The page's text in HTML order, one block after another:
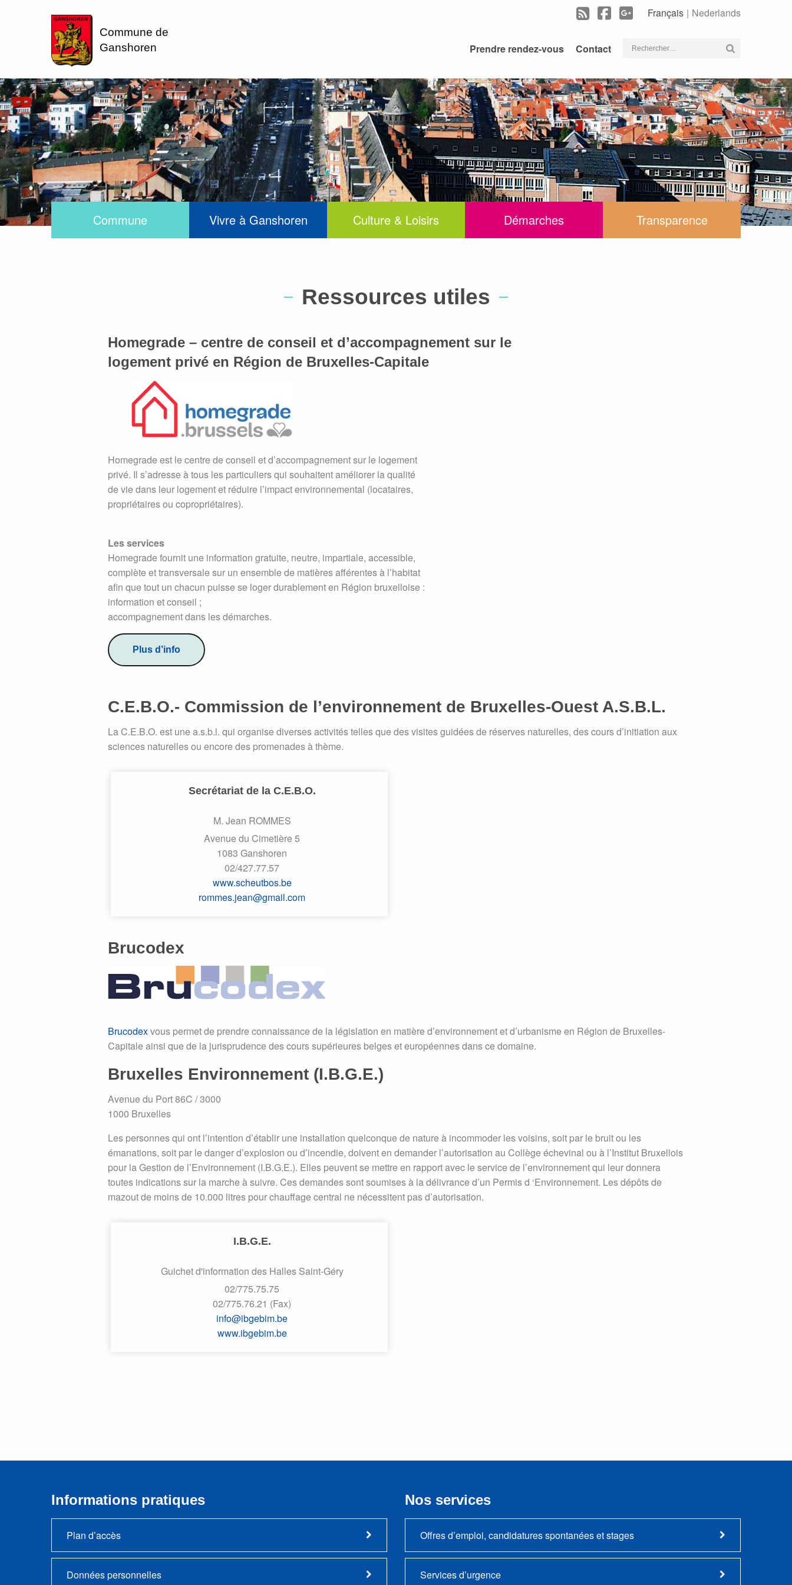
Commune de
Ganshoren
Français Nederlands
Prendre rendez-vous Contact Rechercher :
Commune Vivre à Ganshoren Culture & Loisirs Démarches Transparence
Ressources utiles
Homegrade – centre de conseil et d’accompagnement sur le
logement privé en Région de Bruxelles-Capitale
Homegrade est le centre de conseil et d’accompagnement sur le logement
privé. Il s’adresse à tous les particuliers qui souhaitent améliorer la qualité
de vie dans leur logement et réduire l’impact environnemental (locataires,
propriétaires ou copropriétaires).
Les services
Homegrade fournit une information gratuite, neutre, impartiale, accessible,
complète et transversale sur un ensemble de matières afférentes à l’habitat
afin que tout un chacun puisse se loger durablement en Région bruxelloise :
information et conseil ;
accompagnement dans les démarches.
Plus d’info
C.E.B.O.- Commission de l’environnement de Bruxelles-Ouest A.S.B.L.
La C.E.B.O. est une a.s.b.l. qui organise diverses activités telles que des visites guidées de réserves naturelles, des cours d’initiation aux
sciences naturelles ou encore des promenades à thème.
Secrétariat de la C.E.B.O.
M. Jean ROMMES
Avenue du Cimetière 5
1083 Ganshoren
02/427.77.57
www.scheutbos.be
rommes.jean@gmail.com
Brucodex
Brucodexvous permet de prendre connaissance de la législation en matière d’environnement et d’urbanisme en Région de Bruxelles-
Capitale ainsi que de la jurisprudence des cours supérieures belges et européennes dans ce domaine.
Bruxelles Environnement (I.B.G.E.)
Avenue du Port 86C / 3000
1000 Bruxelles
Les personnes qui ont l’intention d’établir une installation quelconque de nature à incommoder les voisins, soit par le bruit ou les
émanations, soit par le danger d’explosion ou d’incendie, doivent en demander l’autorisation au Collège échevinal ou à l’Institut Bruxellois
pour la Gestion de l’Environnement (I.B.G.E.). Elles peuvent se mettre en rapport avec le service de l’environnement qui leur donnera
toutes indications sur la marche à suivre. Ces demandes sont soumises à la délivrance d’un Permis d ‘Environnement. Les dépôts de
mazout de moins de 10.000 litres pour chauffage central ne nécessitent pas d’autorisation.
I.B.G.E.
Guichet d'information des Halles Saint-Géry
02/775.75.75
02/775.76.21 (Fax)
info@ibgebim.be
www.ibgebim.be
Informations pratiques
Plan d’accès
Données personnelles
Nos services
Offres d’emploi, candidatures spontanées et stages
Services d’urgence